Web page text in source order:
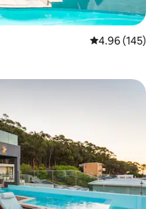
औसत रेटिंग 5 में से
4.96 (145)